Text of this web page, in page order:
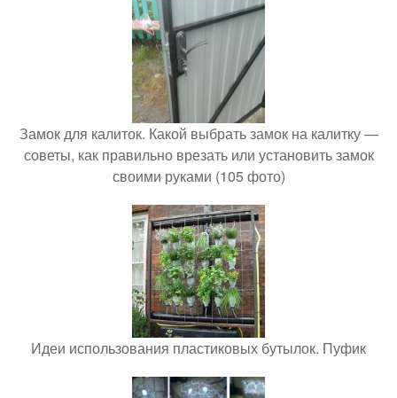
Замок для калиток. Какой выбрать замок на калитку —
советы, как правильно врезать или установить замок
своими руками (105 фото)
Идеи использования пластиковых бутылок. Пуфик